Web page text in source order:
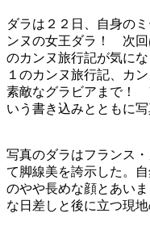
ダラは２２日、自身の
ンヌの女王ダラ！ 次回
のカンヌ旅行記が気に
１のカンヌ旅行記、カ
素敵なグラビアまで！
いう書き込みとともに写
写真のダラはフランス
て脚線美を誇示した。
のやや長めな顔とあい
な日差しと後に立つ現